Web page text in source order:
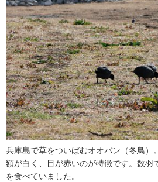
兵庫島で草をついばむオオバン（冬鳥）
額が白く、目が赤いのが特徴です。数羽
を食べていました。